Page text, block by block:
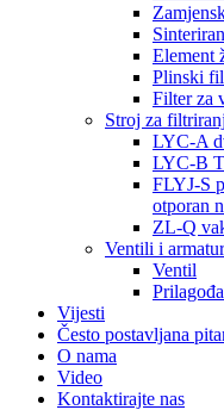
Element
Plinski
Filter za
Stroj za
LYC-A
LYC-B
FLYJ-S
otporan
ZL-Q
Ventili i
Ventil
Vijesti
Često postavljana
O nama
Video
Kontaktirajte nas